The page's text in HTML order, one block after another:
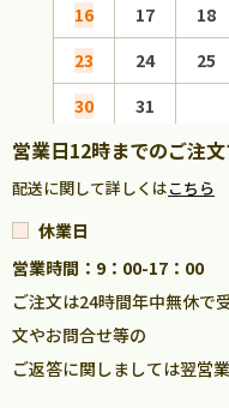
16
17 18
23
24 25
30
31
営業日12時までのご注
配送に関して詳しくはこちら
休業日
営業時間：9：00-17：00
ご注文は24時間年中無休で
文やお問合せ等の
ご返答に関しましては翌営